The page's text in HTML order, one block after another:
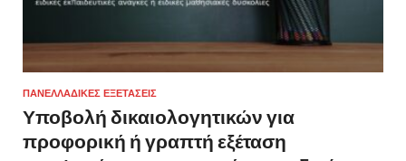
ΠΑΝΕΛΛΑΔΙΚΈΣ ΕΞΕΤΆΣΕΙΣ
Υποβολή δικαιολογητικών για
προφορική ή γραπτή εξέταση